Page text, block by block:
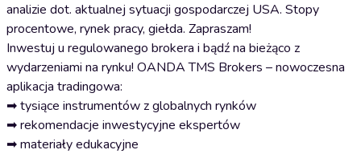
analizie dot. aktualnej sytuacji gospodarczej USA. Stopy
procentowe, rynek pracy, giełda. Zapraszam!
Inwestuj u regulowanego brokera i bądź na bieżąco z
wydarzeniami na rynku! OANDA TMS Brokers – nowoczesna
aplikacja tradingowa:
➡ tysiące instrumentów z globalnych rynków
➡ rekomendacje inwestycyjne ekspertów
➡ materiały edukacyjne